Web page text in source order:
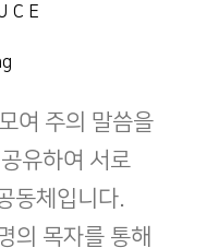
여 주의 말씀을
유하여 서로
동체입니다.
의 목자를 통해